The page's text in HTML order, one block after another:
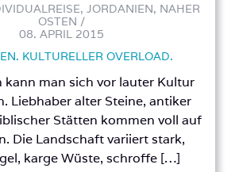
JORDANIEN, NAHER
OSTEN /
08. APRIL 2015
KULTURELLER OVERLOAD.
kann man sich vor lauter Kultur
Liebhaber alter Steine, antiker
Stätten kommen voll auf
Die Landschaft variiert stark,
karge Wüste, schroffe […]